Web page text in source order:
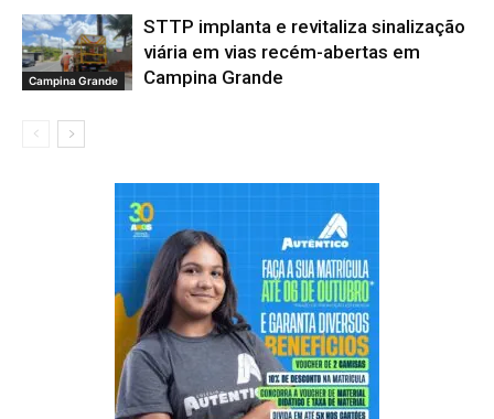
Campina Grande
STTP implanta e revitaliza sinalização
viária em vias recém-abertas em
Campina Grande